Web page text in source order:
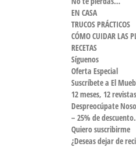
EN CASA
TRUCOS PRÁCTICOS
CÓMO CUIDAR LAS
RECETAS
Síguenos
Oferta Especial
Suscríbete a El
12 meses, 12 revistas
Despreocúpate
– 25% de descuento
Quiero suscribirme
¿Deseas dejar de